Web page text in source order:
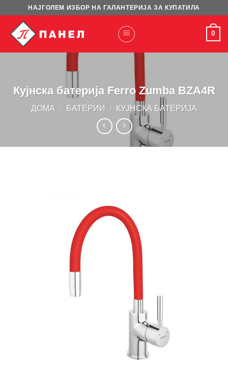
content
НАЈГОЛЕМ ИЗБОР НА ГАЛАНТЕРИЈА ЗА КУПАТИЛА
0
Кујнска батерија Ferro Zumba BZA4R
ДОМА / БАТЕРИИ / КУЈНСКА БАТЕРИЈА